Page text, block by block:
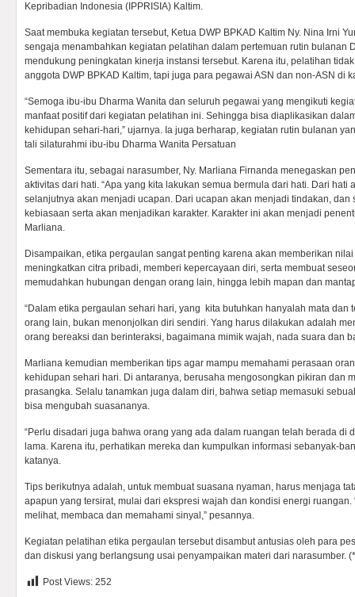
Kepribadian Indonesia (IPPRISIA) Kaltim.
Saat membuka kegiatan tersebut, Ketua DWP BPKAD Kaltim Ny. Nina Irni
sengaja menambahkan kegiatan pelatihan dalam pertemuan rutin bulanan
mendukung peningkatan kinerja instansi tersebut. Karena itu, pelatihan
anggota DWP BPKAD Kaltim, tapi juga para pegawai ASN dan non-ASN di
“Semoga ibu-ibu Dharma Wanita dan seluruh pegawai yang mengikuti
manfaat positif dari kegiatan pelatihan ini. Sehingga bisa diaplikasikan
kehidupan sehari-hari,” ujarnya. Ia juga berharap, kegiatan rutin bulanan
tali silaturahmi ibu-ibu Dharma Wanita Persatuan
Sementara itu, sebagai narasumber, Ny. Marliana Firnanda menegaskan
aktivitas dari hati. “Apa yang kita lakukan semua bermula dari hati. Dari hati
selanjutnya akan menjadi ucapan. Dari ucapan akan menjadi tindakan, dan
kebiasaan serta akan menjadikan karakter. Karakter ini akan menjadi
Marliana.
Disampaikan, etika pergaulan sangat penting karena akan memberikan
meningkatkan citra pribadi, memberi kepercayaan diri, serta membuat
memudahkan hubungan dengan orang lain, hingga lebih mapan dan
“Dalam etika pergaulan sehari hari, yang kita butuhkan hanyalah mata dan
orang lain, bukan menonjolkan diri sendiri. Yang harus dilakukan adalah
orang bereaksi dan berinteraksi, bagaimana mimik wajah, nada suara dan
Marliana kemudian memberikan tips agar mampu memahami perasaan
kehidupan sehari hari. Di antaranya, berusaha mengosongkan pikiran dan
prasangka. Selalu tanamkan juga dalam diri, bahwa setiap memasuki
bisa mengubah suasananya.
“Perlu disadari juga bahwa orang yang ada dalam ruangan telah berada di
lama. Karena itu, perhatikan mereka dan kumpulkan informasi sebanyak-
katanya.
Tips berikutnya adalah, untuk membuat suasana nyaman, harus menjaga
apapun yang tersirat, mulai dari ekspresi wajah dan kondisi energi ruangan.
melihat, membaca dan memahami sinyal,” pesannya.
Kegiatan pelatihan etika pergaulan tersebut disambut antusias oleh para
dan diskusi yang berlangsung usai penyampaikan materi dari narasumber.
Post Views: 252